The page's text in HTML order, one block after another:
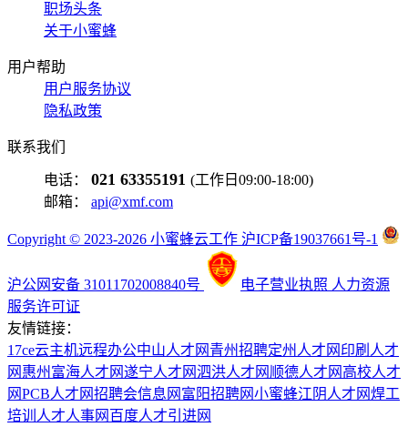
职场头条
关于小蜜蜂
用户帮助
用户服务协议
隐私政策
联系我们
电话： 021 63355191 (工作日09:00-18:00)
邮箱： api@xmf.com
Copyright © 2023-2026 小蜜蜂云工作 沪ICP备19037661号-1
沪公网安备 31011702008840号 电子营业执照 人力资源
服务许可证
友情链接：
17ce云主机远程办公中山人才网 青州招聘定州人才网 印刷人才
网 惠州富海人才网遂宁人才网泗洪人才网 顺德人才网 高校人才
网PCB人才网招聘会信息网 富阳招聘网小蜜蜂江阴人才网焊工
培训 人才人事网 百度人才引进网